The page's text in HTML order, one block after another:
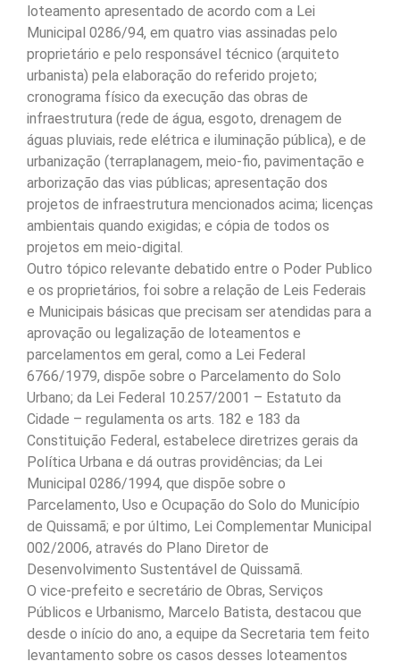
loteamento apresentado de acordo com a Lei
Municipal 0286/94, em quatro vias assinadas pelo
proprietário e pelo responsável técnico (arquiteto
urbanista) pela elaboração do referido projeto;
cronograma físico da execução das obras de
infraestrutura (rede de água, esgoto, drenagem de
águas pluviais, rede elétrica e iluminação pública), e de
urbanização (terraplanagem, meio-fio, pavimentação e
arborização das vias públicas; apresentação dos
projetos de infraestrutura mencionados acima; licenças
ambientais quando exigidas; e cópia de todos os
projetos em meio-digital.
Outro tópico relevante debatido entre o Poder Publico
e os proprietários, foi sobre a relação de Leis Federais
e Municipais básicas que precisam ser atendidas para a
aprovação ou legalização de loteamentos e
parcelamentos em geral, como a Lei Federal
6766/1979, dispõe sobre o Parcelamento do Solo
Urbano; da Lei Federal 10.257/2001 – Estatuto da
Cidade – regulamenta os arts. 182 e 183 da
Constituição Federal, estabelece diretrizes gerais da
Política Urbana e dá outras providências; da Lei
Municipal 0286/1994, que dispõe sobre o
Parcelamento, Uso e Ocupação do Solo do Município
de Quissamã; e por último, Lei Complementar Municipal
002/2006, através do Plano Diretor de
Desenvolvimento Sustentável de Quissamã.
O vice-prefeito e secretário de Obras, Serviços
Públicos e Urbanismo, Marcelo Batista, destacou que
desde o início do ano, a equipe da Secretaria tem feito
levantamento sobre os casos desses loteamentos